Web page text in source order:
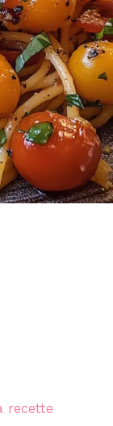
recette